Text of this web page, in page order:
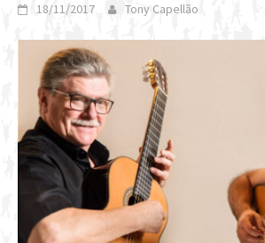
18/11/2017 Tony Capellão